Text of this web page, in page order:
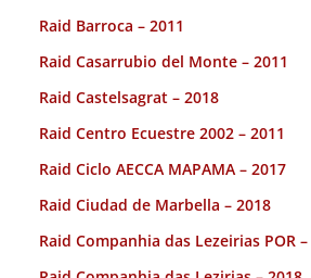
Raid Barroca – 2011
Raid Casarrubio del Monte – 2011
Raid Castelsagrat – 2018
Raid Centro Ecuestre 2002 – 2011
Raid Ciclo AECCA MAPAMA – 2017
Raid Ciudad de Marbella – 2018
Raid Companhia das Lezeirias POR